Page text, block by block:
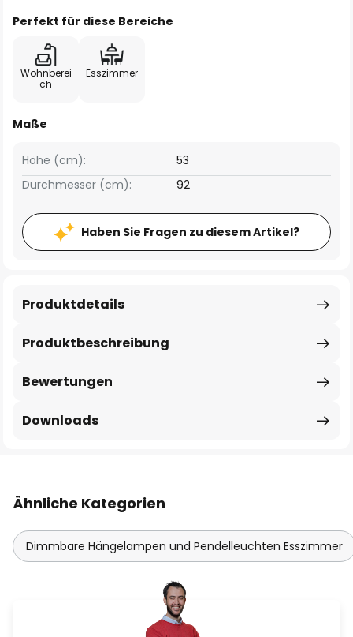
Perfekt für diese Bereiche
Wohnberei
ch
Esszimmer
Maße
Höhe (cm):
53
Durchmesser (cm):
92
Haben Sie Fragen zu diesem Artikel?
Produktbeschreibung
Produktdetails
Bewertungen
Downloads
Ähnliche Kategorien
Dimmbare Hängelampen und Pendelleuchten Esszimmer